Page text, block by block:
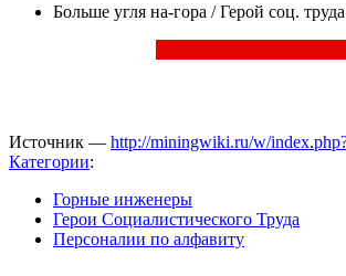
Больше угля на-гора / Герой соц.
Источник — http://miningwiki.ru/w/
Категории:
Горные инженеры
Герои Социалистического Труда
Персоналии по алфавиту